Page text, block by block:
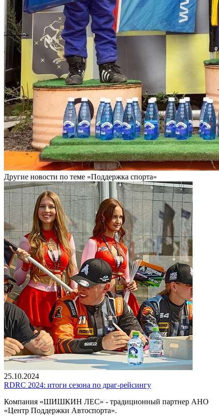
Другие новости по теме «Поддержка спорта»
25.10.2024
RDRC 2024: итоги сезона по драг-рейсингу
Компания «ШИШКИН ЛЕС» - традиционный партнер АНО
«Центр Поддержки Автоспорта».